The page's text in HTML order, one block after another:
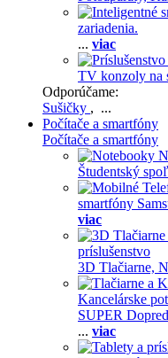
zariadenia.
... viac
TV konzoly na
Odporúčame:
Sušičky , ...
Počítače a smartfóny
Počítače a smartfóny
Študentský
smartfóny
viac
príslušenstvo
3D Tlačiarne,
Kancelárske
SUPER
... viac